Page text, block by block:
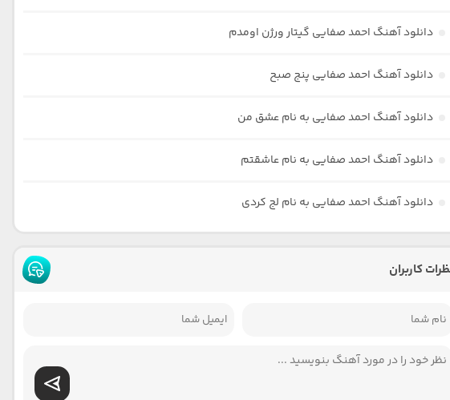
دانلود آهنگ احمد صفایی گیتار ورژن اومدم
دانلود آهنگ احمد صفایی پنج صبح
دانلود آهنگ احمد صفایی به نام عشق من
دانلود آهنگ احمد صفایی به نام عاشقتم
دانلود آهنگ احمد صفایی به نام لج کردی
کاربران